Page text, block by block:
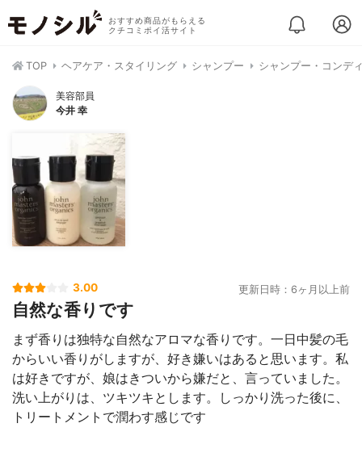
おすすめ商品がもらえる
クチコミポイ活サイト
TOP ヘアケア・スタイリング シャンプー シャンプー・コンデ
美容部員
今井 幸
3.00 更新日時：6ヶ月以上前
自然な香りです
まず香りは独特な自然なアロマな香りです。一日中髪の毛
からいい香りがしますが、好き嫌いはあると思います。私
は好きですが、娘はきついから嫌だと、言っていました。
洗い上がりは、ツキツキとします。しっかり洗った後に、
トリートメントで潤わす感じです